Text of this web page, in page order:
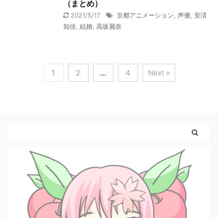
（まとめ）
2021/5/17 京都アニメーション 声優 安済
知佳 結婚 高坂麗奈
1 2 … 4 Next »